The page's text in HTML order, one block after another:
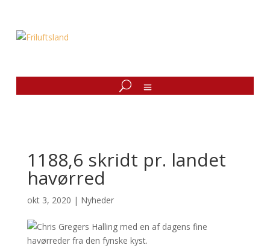
1188,6 skridt pr. landet
havørred
okt 3, 2020 | Nyheder